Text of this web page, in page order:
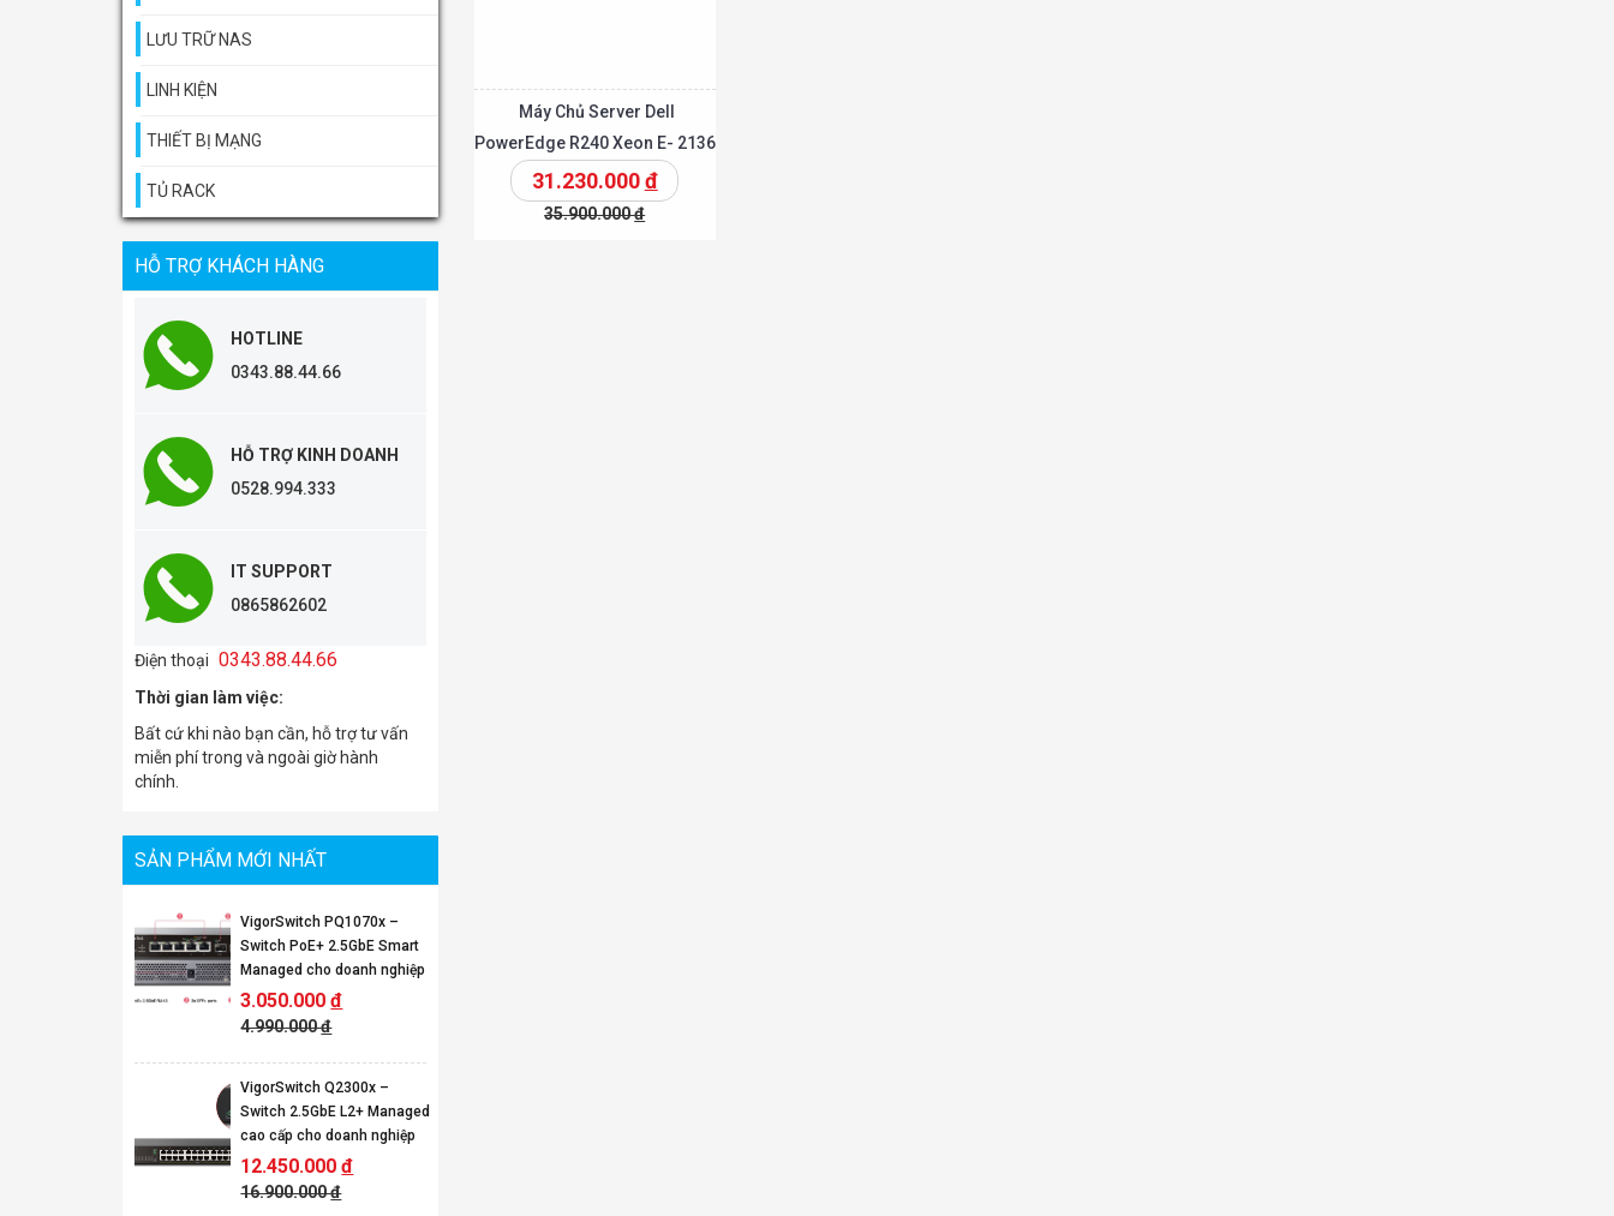
LƯU TRỮ NAS
LINH KIỆN
THIẾT BỊ MẠNG
TỦ RACK
HỖ TRỢ KHÁCH HÀNG
HOTLINE
0343.88.44.66
HỖ TRỢ KINH DOANH
0528.994.333
IT SUPPORT
0865862602
Điện thoại 0343.88.44.66
Thời gian làm việc:
Bất cứ khi nào bạn cần, hỗ trợ tư vấn
miễn phí trong và ngoài giờ hành
chính.
SẢN PHẨM MỚI NHẤT
VigorSwitch PQ1070x –
Switch PoE+ 2.5GbE Smart
Managed cho doanh nghiệp
3.050.000đ
4.990.000đ
VigorSwitch Q2300x –
Switch 2.5GbE L2+ Managed
cao cấp cho doanh nghiệp
12.450.000đ
16.900.000đ
Thêm vào giỏ
Máy Chủ Server Dell
PowerEdge R240 Xeon E- 2136
31.230.000đ
35.900.000đ